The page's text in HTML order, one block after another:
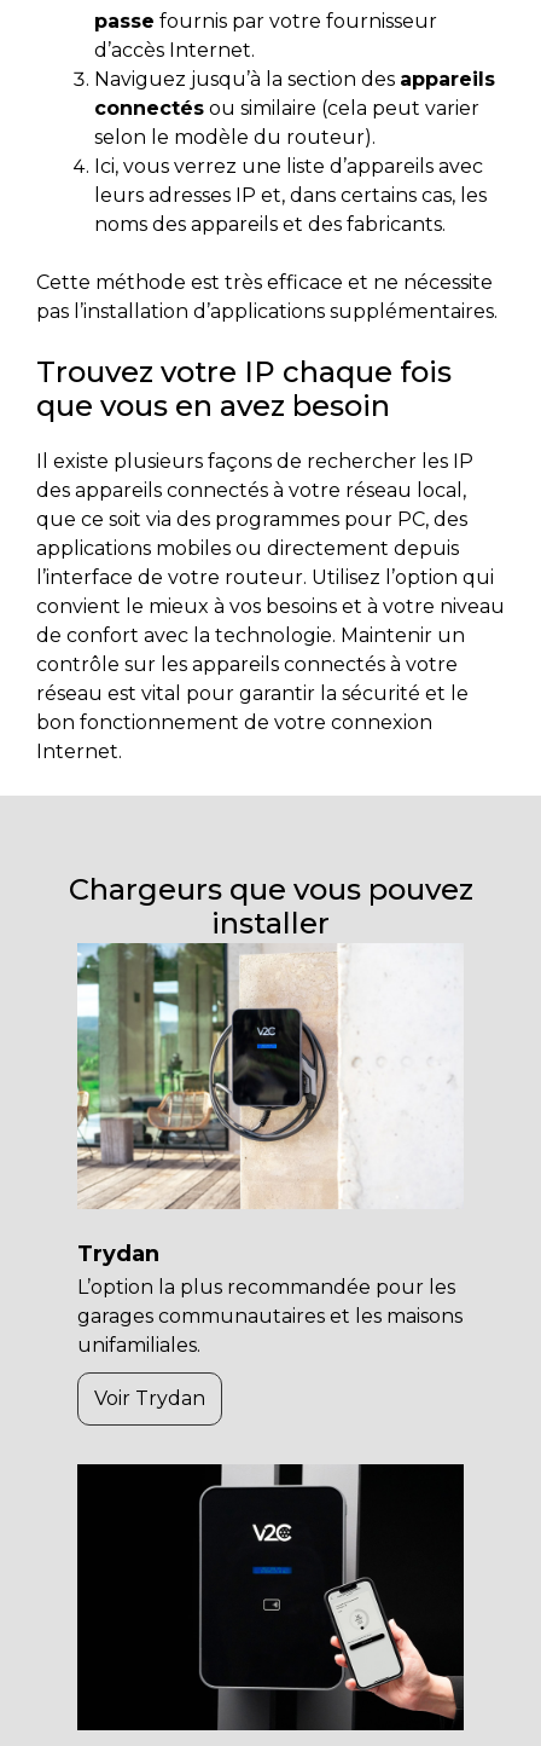
passe fournis par votre fournisseur
d’accès Internet.
Naviguez jusqu’à la section des appareils
connectés ou similaire (cela peut varier
selon le modèle du routeur).
Ici, vous verrez une liste d’appareils avec
leurs adresses IP et, dans certains cas, les
noms des appareils et des fabricants.
Cette méthode est très efficace et ne nécessite
pas l’installation d’applications supplémentaires.
Trouvez votre IP chaque fois
que vous en avez besoin
Il existe plusieurs façons de rechercher les IP
des appareils connectés à votre réseau local,
que ce soit via des programmes pour PC, des
applications mobiles ou directement depuis
l’interface de votre routeur. Utilisez l’option qui
convient le mieux à vos besoins et à votre niveau
de confort avec la technologie. Maintenir un
contrôle sur les appareils connectés à votre
réseau est vital pour garantir la sécurité et le
bon fonctionnement de votre connexion
Internet.
Chargeurs que vous pouvez
installer
Trydan
L’option la plus recommandée pour les
garages communautaires et les maisons
unifamiliales.
Voir Trydan